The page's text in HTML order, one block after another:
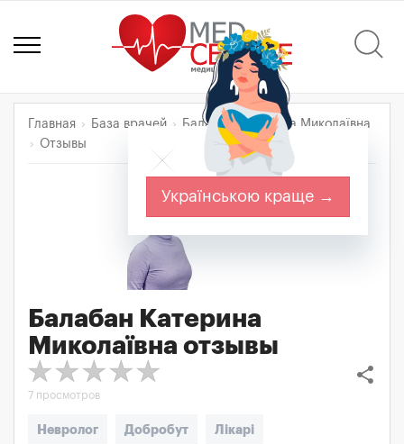
Главная База врачей
Балабан Катерина Миколаївна
Отзывы
Балабан Катерина
Миколаївна отзывы
share
7 просмотров
Невролог Добробут Лікарі
Українською краще →